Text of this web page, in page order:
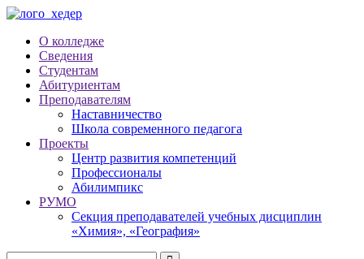
О колледже
Сведения
Студентам
Абитуриентам
Преподавателям
Наставничество
Школа современного педагога
Проекты
Центр развития компетенций
Профессионалы
Абилимпикс
РУМО
Секция преподавателей учебных дисциплин
«Химия», «География»